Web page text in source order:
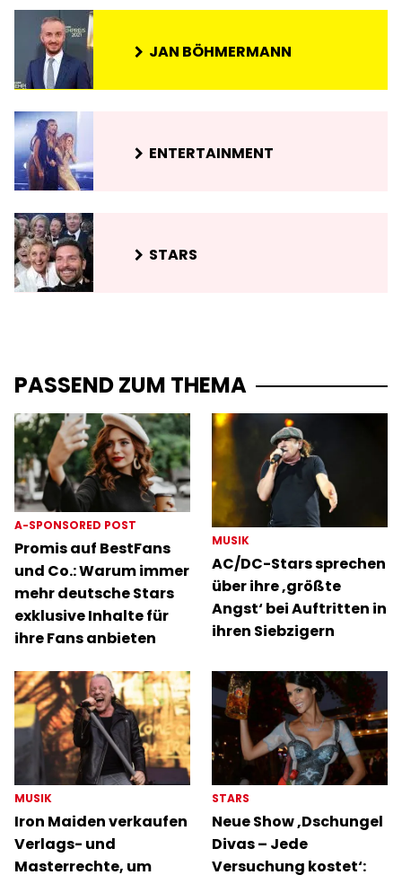
JAN BÖHMERMANN
ENTERTAINMENT
STARS
PASSEND ZUM THEMA
A-SPONSORED POST
Promis auf BestFans
und Co.: Warum immer
mehr deutsche Stars
exklusive Inhalte für
ihre Fans anbieten
MUSIK
AC/DC-Stars sprechen
über ihre ‚größte
Angst‘ bei Auftritten in
ihren Siebzigern
MUSIK
Iron Maiden verkaufen
Verlags- und
Masterrechte, um
STARS
Neue Show ‚Dschungel
Divas – Jede
Versuchung kostet‘: